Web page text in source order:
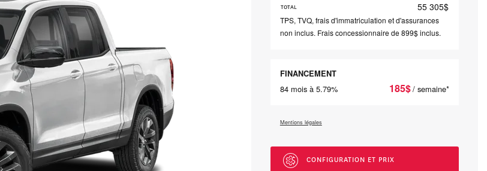
TOTAL 55 305$
TPS, TVQ, frais d'immatriculation et d'assurances
non inclus. Frais concessionnaire de 899$ inclus.
FINANCEMENT
84 mois à 5.79% 185$/ semaine*
Mentions légales
CONFIGURATION ET PRIX